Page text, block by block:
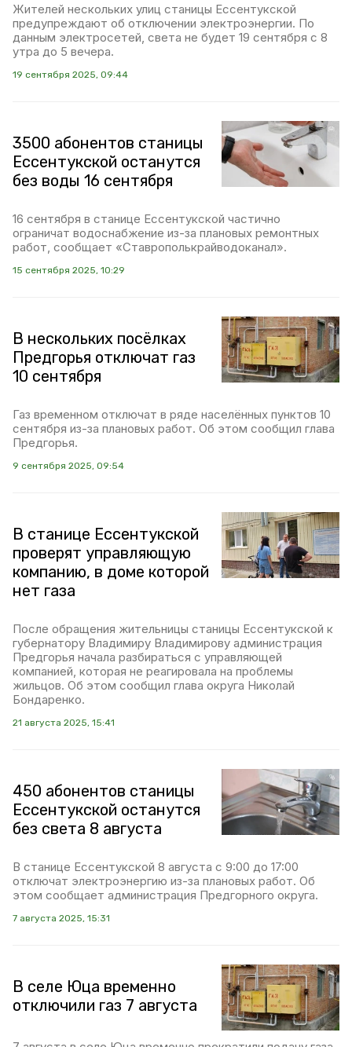
Жителей нескольких улиц станицы Ессентукской
предупреждают об отключении электроэнергии. По
данным электросетей, света не будет 19 сентября с 8
утра до 5 вечера.
19 сентября 2025, 09:44
3500 абонентов станицы
Ессентукской останутся
без воды 16 сентября
16 сентября в станице Ессентукской частично
ограничат водоснабжение из-за плановых ремонтных
работ, сообщает «Ставрополькрайводоканал».
15 сентября 2025, 10:29
В нескольких посёлках
Предгорья отключат газ
10 сентября
Газ временном отключат в ряде населённых пунктов 10
сентября из-за плановых работ. Об этом сообщил глава
Предгорья.
9 сентября 2025, 09:54
В станице Ессентукской
проверят управляющую
компанию, в доме которой
нет газа
После обращения жительницы станицы Ессентукской к
губернатору Владимиру Владимирову администрация
Предгорья начала разбираться с управляющей
компанией, которая не реагировала на проблемы
жильцов. Об этом сообщил глава округа Николай
Бондаренко.
21 августа 2025, 15:41
450 абонентов станицы
Ессентукской останутся
без света 8 августа
В станице Ессентукской 8 августа с 9:00 до 17:00
отключат электроэнергию из-за плановых работ. Об
этом сообщает администрация Предгорного округа.
7 августа 2025, 15:31
В селе Юца временно
отключили газ 7 августа